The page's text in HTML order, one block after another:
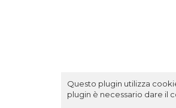
Questo plugin utilizza
plugin è necessario dare il